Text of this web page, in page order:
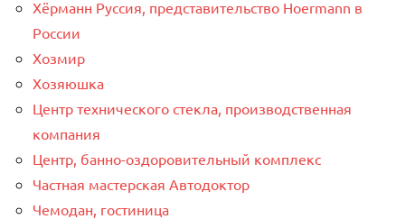
Хёрманн Руссия, представительство Hoermann в
России
Хозмир
Хозяюшка
Центр технического стекла, производственная
компания
Центр, банно-оздоровительный комплекс
Частная мастерская Автодоктор
Чемодан, гостиница